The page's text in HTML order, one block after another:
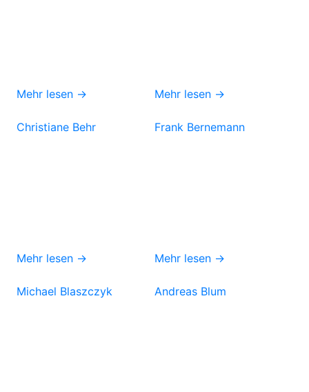
Mehr lesen → Mehr lesen →
Christiane Behr
Mehr lesen →
Frank Bernemann
Mehr lesen →
Michael Blaszczyk Andreas Blum